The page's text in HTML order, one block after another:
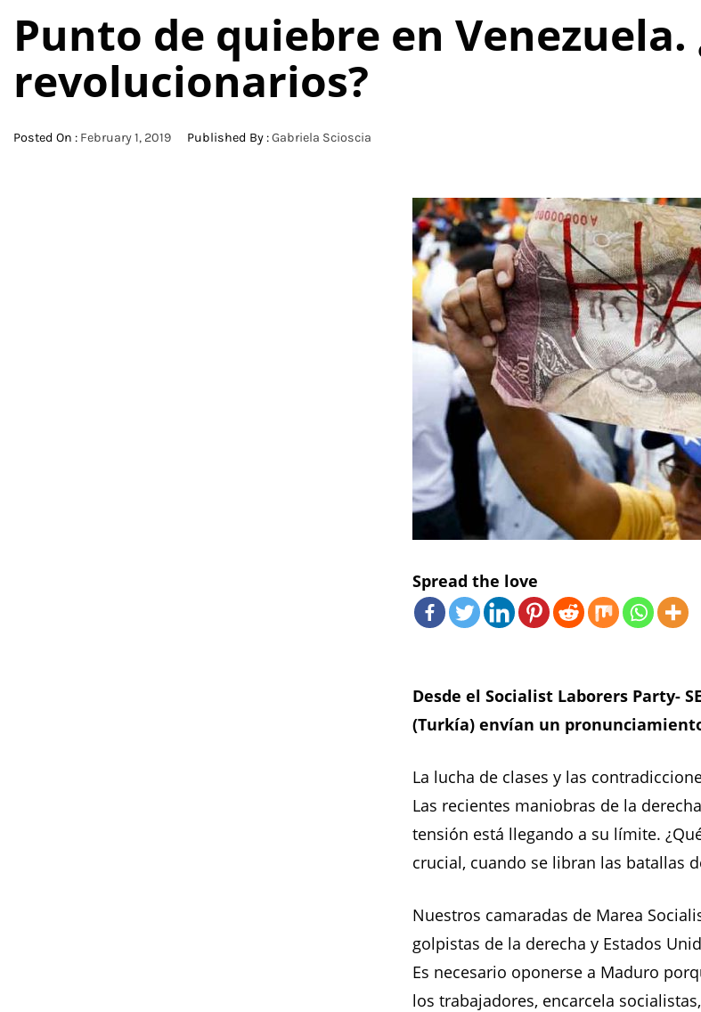
Punto de quiebre en
revolucionarios?
Posted On : February 1, 2019 Published By :Gabriela Scioscia
Spread the love
Desde el Socialist Laborers Party-
(Turkía) envían un
La lucha de clases y las
Las recientes maniobras de la
tensión está llegando a su límite.
crucial, cuando se libran las batallas
Nuestros camaradas de Marea
golpistas de la derecha y Estados
Es necesario oponerse a Maduro
los trabajadores, encarcela